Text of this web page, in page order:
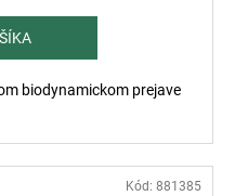
biodynamickom prejave
Kód: 881385